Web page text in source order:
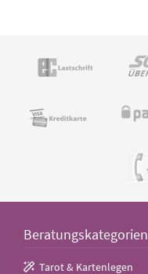
Beratungskategorien
Tarot & Kartenlegen